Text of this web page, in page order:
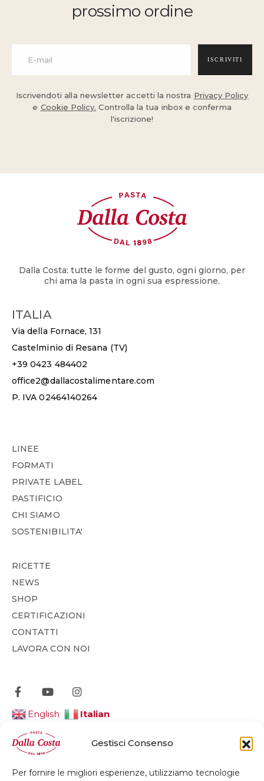
Gestisci Consenso
Per fornire le migliori esperienze, utilizziamo tecnologie
prossimo ordine
ISCRIVITI
Iscrivendoti alla newsletter accetti la nostra Privacy Policy
e Cookie Policy. Controlla la tua inbox e conferma
l'iscrizione!
Dalla Costa: tutte le forme del gusto, ogni giorno, per
chi ama la pasta in ogni sua espressione.
ITALIA
Via della Fornace, 131
Castelminio di Resana (TV)
+39 0423 484402
office2@dallacostalimentare.com
P. IVA 02464140264
LINEE
FORMATI
PRIVATE LABEL
PASTIFICIO
CHI SIAMO
SOSTENIBILITA'
RICETTE
NEWS
SHOP
CERTIFICAZIONI
CONTATTI
LAVORA CON NOI
English Italian